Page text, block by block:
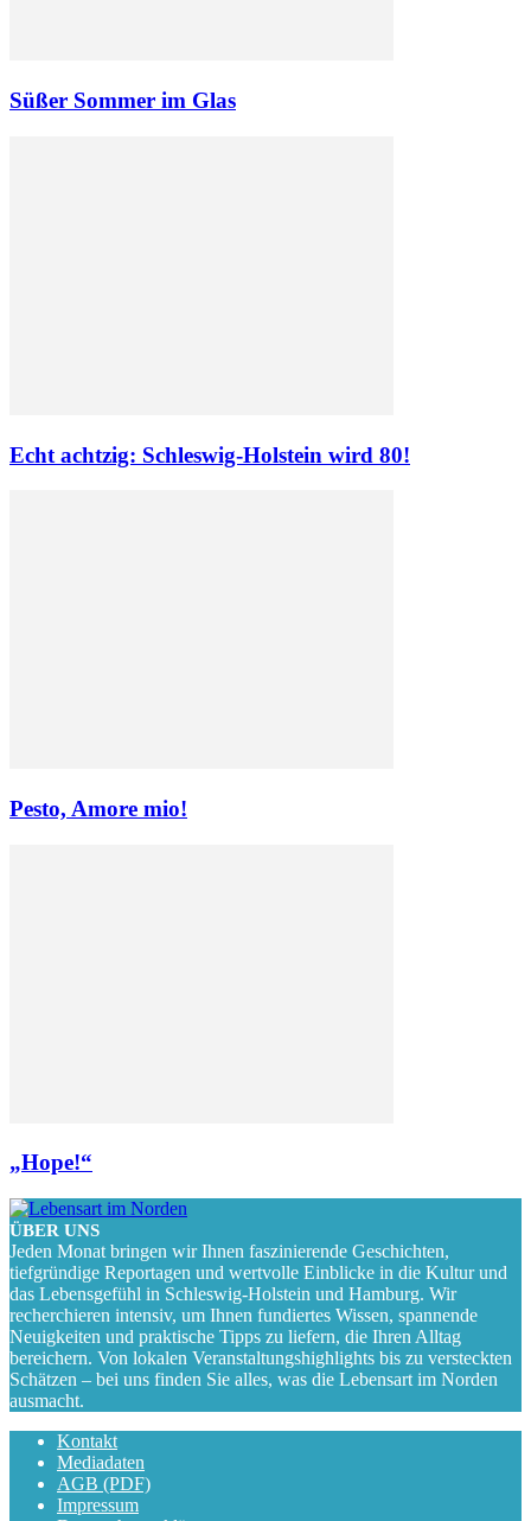
Süßer Sommer im Glas
Echt achtzig: Schleswig-Holstein wird 80!
Pesto, Amore mio!
„Hope!“
ÜBER UNS
Jeden Monat bringen wir Ihnen faszinierende Geschichten,
tiefgründige Reportagen und wertvolle Einblicke in die Kultur und
das Lebensgefühl in Schleswig-Holstein und Hamburg. Wir
recherchieren intensiv, um Ihnen fundiertes Wissen, spannende
Neuigkeiten und praktische Tipps zu liefern, die Ihren Alltag
bereichern. Von lokalen Veranstaltungshighlights bis zu versteckten
Schätzen – bei uns finden Sie alles, was die Lebensart im Norden
ausmacht.
Kontakt
Mediadaten
AGB (PDF)
Impressum